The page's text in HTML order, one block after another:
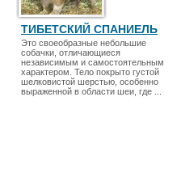
ТИБЕТСКИЙ СПАНИЕЛЬ
Это своеобразные небольшие
собачки, отличающиеся
независимым и самостоятельным
характером. Тело покрыто густой
шелковистой шерстью, особенно
выраженной в области шеи, где ...